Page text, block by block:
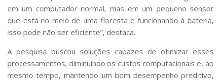
em um computador normal, mas em um pequeno sensor
que está no meio de uma floresta e funcionando à bateria,
isso pode não ser eficiente”, destaca.
A pesquisa buscou soluções capazes de otimizar esses
processamentos, diminuindo os custos computacionais e, ao
mesmo tempo, mantendo um bom desempenho preditivo,